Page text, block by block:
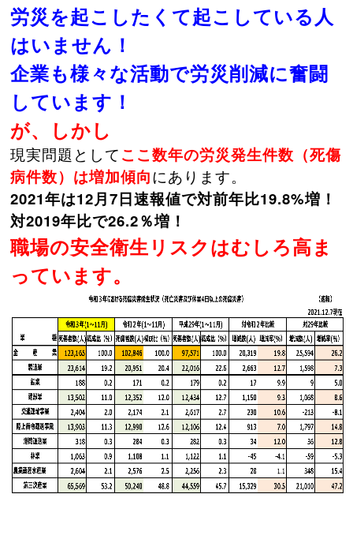
労災を起こしたくて起こしている人
はいません！
企業も様々な活動で労災削減に奮闘
しています！
が、しかし
現実問題としてここ数年の労災発生件数（死傷
病件数）は増加傾向にあります。
2021年は12月7日速報値で対前年比19.8%増！
対2019年比で26.2％増！
職場の安全衛生リスクはむしろ高ま
っています。